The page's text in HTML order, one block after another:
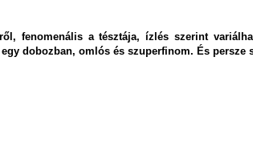
fenomenális a tésztája, ízlés szerint
dobozban, omlós és szuperfinom. És persze